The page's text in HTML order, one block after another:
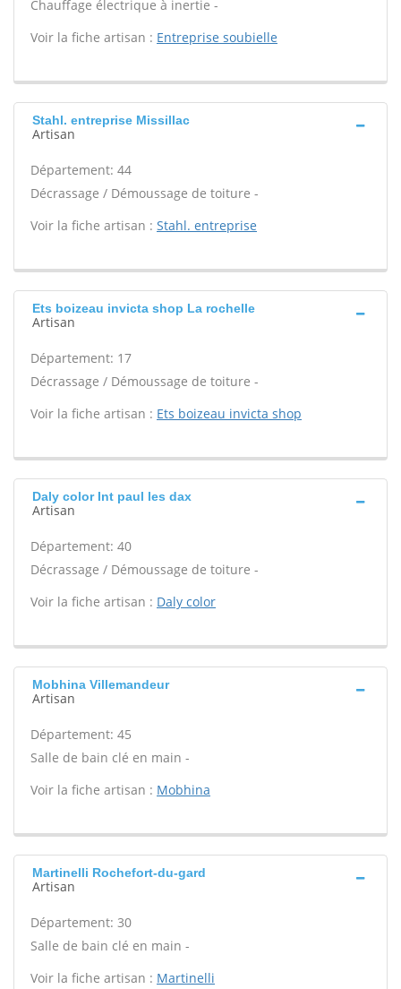
Chauffage électrique à inertie -
Voir la fiche artisan : Entreprise soubielle
Stahl. entreprise Missillac
Artisan
Département: 44
Décrassage / Démoussage de toiture -
Voir la fiche artisan : Stahl. entreprise
Ets boizeau invicta shop La rochelle
Artisan
Département: 17
Décrassage / Démoussage de toiture -
Voir la fiche artisan : Ets boizeau invicta shop
Daly color Int paul les dax
Artisan
Département: 40
Décrassage / Démoussage de toiture -
Voir la fiche artisan : Daly color
Mobhina Villemandeur
Artisan
Département: 45
Salle de bain clé en main -
Voir la fiche artisan : Mobhina
Martinelli Rochefort-du-gard
Artisan
Département: 30
Salle de bain clé en main -
Voir la fiche artisan : Martinelli